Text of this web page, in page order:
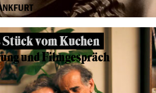
vom Kuchen
und Filmgespräch